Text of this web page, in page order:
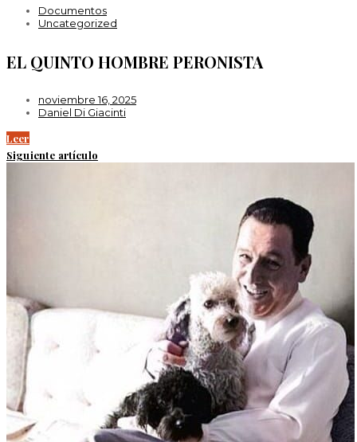
Documentos
Uncategorized
EL QUINTO HOMBRE PERONISTA
noviembre 16, 2025
Daniel Di Giacinti
Leer
Siguiente artículo